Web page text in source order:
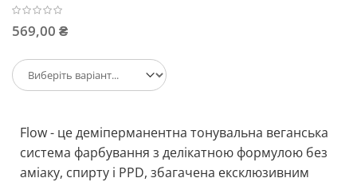
569,00 ₴
Flow - це деміперманентна тонувальна веганська
система фарбування з делікатною формулою без
аміаку, спирту і PPD, збагачена ексклюзивним